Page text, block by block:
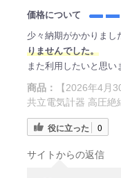
価格について
少々納期がかかりまし
りませんでした。
また利用したいと思い
商品：
【2026年4月
共立電気計器 高圧絶
役に立った 0
サイトからの返信